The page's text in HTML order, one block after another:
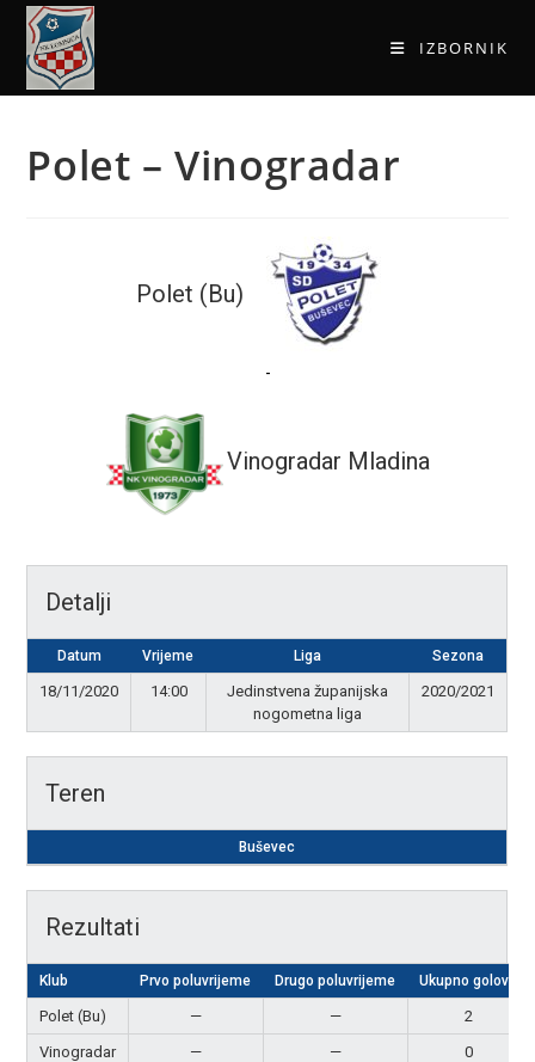
IZBORNIK
Polet – Vinogradar
Polet (Bu)
-
Vinogradar Mladina
Detalji
Datum Vrijeme Liga Sezona
18/11/2020 14:00
Jedinstvena županijska
nogometna liga
2020/2021
Teren
Buševec
Rezultati
Klub Prvo poluvrijeme Drugo poluvrijeme Ukupno golova
Polet (Bu) — —
2
Vinogradar
— — 0